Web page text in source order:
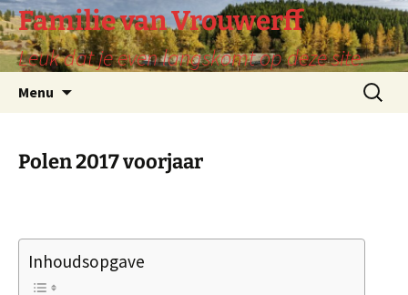
Ga
naar
de
inhoud
Familie van Vrouwerff
Leuk dat je even langskomt op deze site.
Menu
Zoeken
naar:
Polen 2017 voorjaar
Inhoudsopgave